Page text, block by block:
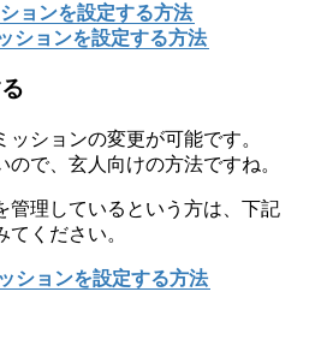
ョンを設定する方法
ションを設定する方法
ッションの変更が可能です。
で、玄人向けの方法ですね。
管理しているという方は、下記
ください。
ションを設定する方法